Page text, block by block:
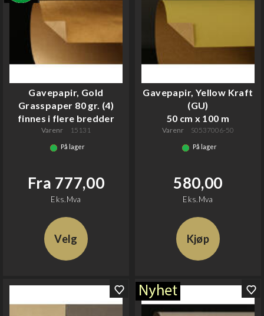
Gavepapir, Gold
Grasspaper 80 gr. (4)
finnes i flere bredder
Varenr 15131
På lager
Fra 777,00
Eks.Mva
Velg
Gavepapir, Yellow Kraft
(GU)
50 cm x 100 m
Varenr S0537006-50
På lager
580,00
Eks.Mva
Kjøp